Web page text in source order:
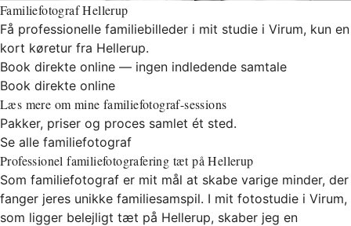
Familiefotograf Hellerup
Få professionelle familiebilleder i mit studie i Virum, kun en
kort køretur fra Hellerup.
Book direkte online — ingen indledende samtale
Book direkte online
Læs mere om mine familiefotograf-sessions
Pakker, priser og proces samlet ét sted.
Se alle familiefotograf
Professionel familiefotografering tæt på Hellerup
Som familiefotograf er mit mål at skabe varige minder, der
fanger jeres unikke familiesamspil. I mit fotostudie i Virum,
som ligger belejligt tæt på Hellerup, skaber jeg en